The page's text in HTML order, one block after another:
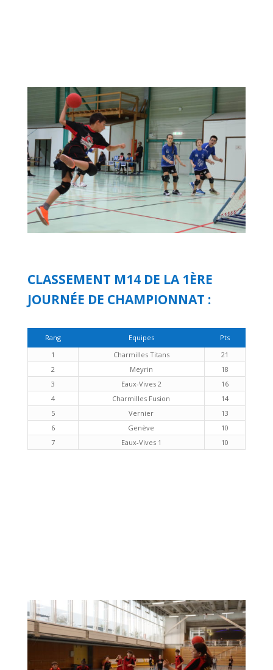
CLASSEMENT M14 DE LA 1ÈRE
JOURNÉE DE CHAMPIONNAT :
Rang Equipes
Pts
1
Charmilles Titans
21
2
Meyrin
18
3
Eaux-Vives 2
16
4
Charmilles Fusion
14
5
Vernier
13
6
Genève
10
7
Eaux-Vives 1 10